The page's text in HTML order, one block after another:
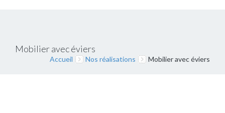
Mobilier avec éviers
Accueil Nos réalisations Mobilier avec éviers